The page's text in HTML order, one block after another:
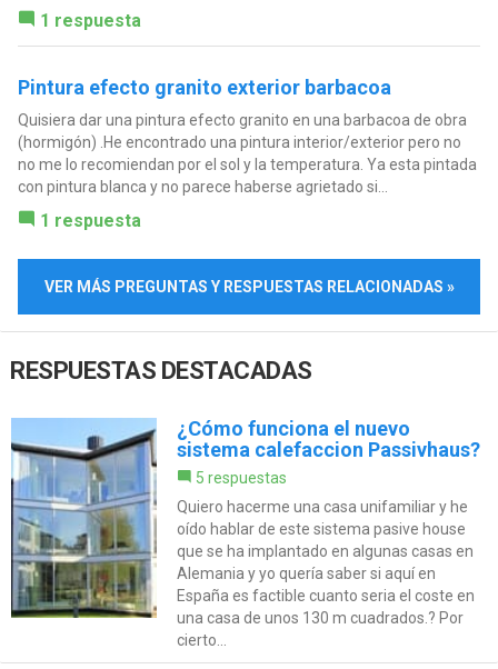
1 respuesta
Pintura efecto granito exterior barbacoa
Quisiera dar una pintura efecto granito en una barbacoa de obra
(hormigón) .He encontrado una pintura interior/exterior pero no
no me lo recomiendan por el sol y la temperatura. Ya esta pintada
con pintura blanca y no parece haberse agrietado si...
1 respuesta
VER MÁS PREGUNTAS Y RESPUESTAS RELACIONADAS »
RESPUESTAS DESTACADAS
¿Cómo funciona el nuevo
sistema calefaccion Passivhaus?
5 respuestas
Quiero hacerme una casa unifamiliar y he
oído hablar de este sistema pasive house
que se ha implantado en algunas casas en
Alemania y yo quería saber si aquí en
España es factible cuanto seria el coste en
una casa de unos 130 m cuadrados.? Por
cierto...